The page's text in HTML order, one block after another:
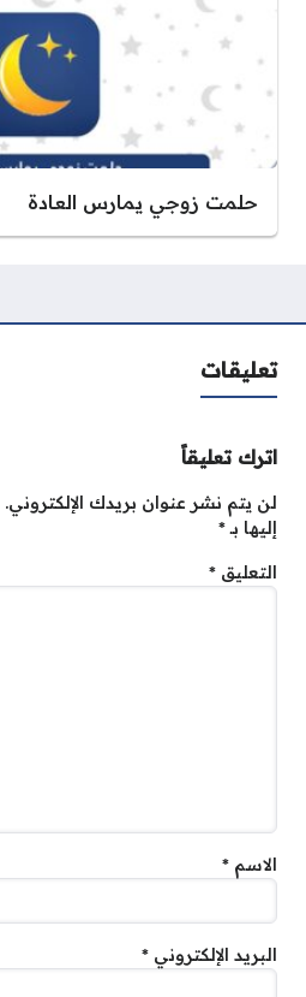
حلمت زوجي يمارس العادة
تعليقات
اترك تعليقاً
لن يتم نشر عنوان بريدك الإلكتروني.
إليها بـ*
التعليق *
الاسم *
البريد الإلكتروني *